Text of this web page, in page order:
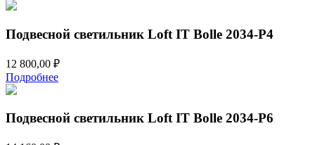
Подвесной светильник Loft IT Bolle 2034-P4
12 800,00 ₽
Подробнее
Подвесной светильник Loft IT Bolle 2034-P6